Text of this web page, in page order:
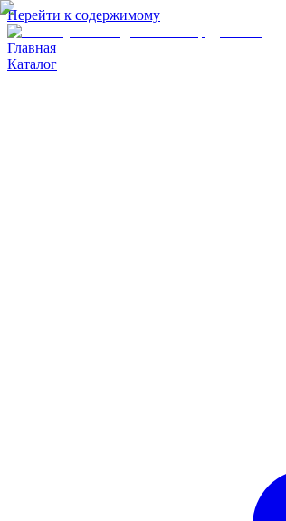
Перейти к содержимому
Главная
Каталог